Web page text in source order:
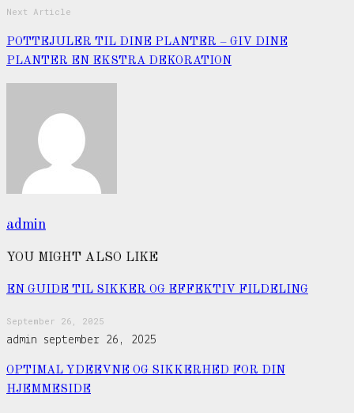
Next Article
POTTEJULER TIL DINE PLANTER – GIV DINE
PLANTER EN EKSTRA DEKORATION
admin
YOU MIGHT ALSO LIKE
EN GUIDE TIL SIKKER OG EFFEKTIV FILDELING
September 26, 2025
admin september 26, 2025
OPTIMAL YDEEVNE OG SIKKERHED FOR DIN
HJEMMESIDE